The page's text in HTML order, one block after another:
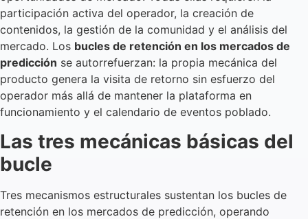
participación activa del operador, la creación de
contenidos, la gestión de la comunidad y el análisis del
mercado. Los bucles de retención en los mercados de
predicción se autorrefuerzan: la propia mecánica del
producto genera la visita de retorno sin esfuerzo del
operador más allá de mantener la plataforma en
funcionamiento y el calendario de eventos poblado.
Las tres mecánicas básicas del
bucle
Tres mecanismos estructurales sustentan los bucles de
retención en los mercados de predicción, operando